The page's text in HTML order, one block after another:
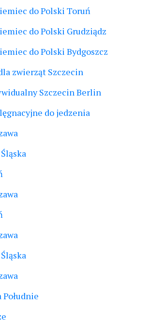
do Polski Toruń
do Polski Grudziądz
do Polski Bydgoszcz
zwierząt Szczecin
Szczecin Berlin
do jedzenia